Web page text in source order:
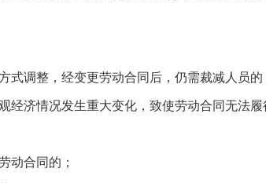
调整，经变更劳动合同后，仍需裁减人员的
济情况发生重大变化，致使劳动合同无法履
合同的；